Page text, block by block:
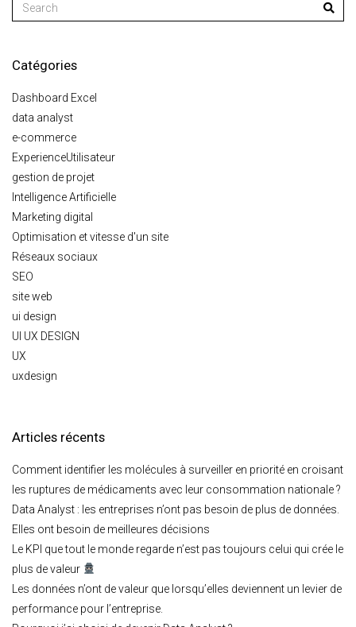
Catégories
Dashboard Excel
data analyst
e-commerce
ExperienceUtilisateur
gestion de projet
Intelligence Artificielle
Marketing digital
Optimisation et vitesse d'un site
Réseaux sociaux
SEO
site web
ui design
UI UX DESIGN
UX
uxdesign
Articles récents
Comment identifier les molécules à surveiller en priorité en croisant
les ruptures de médicaments avec leur consommation nationale ?
Data Analyst : les entreprises n’ont pas besoin de plus de données.
Elles ont besoin de meilleures décisions
Le KPI que tout le monde regarde n’est pas toujours celui qui crée le
plus de valeur
Les données n’ont de valeur que lorsqu’elles deviennent un levier de
performance pour l’entreprise.